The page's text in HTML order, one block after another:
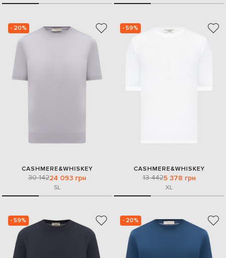
- 20%
CASHMERE&WHISKEY
30 14224 093 грн
SL
- 59%
CASHMERE&WHISKEY
13 4425 378 грн
XL
- 59% - 20%